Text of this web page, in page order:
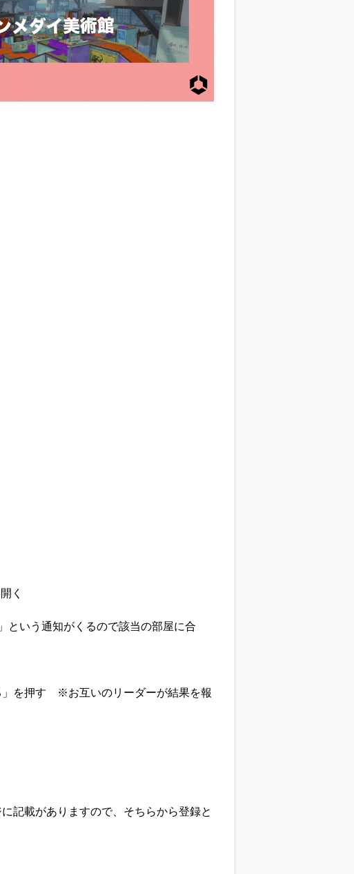
く
いう通知がくるので該当の部屋に合
」を押す ※お互いのリーダーが結果を報
記載がありますので、そちらから登録と